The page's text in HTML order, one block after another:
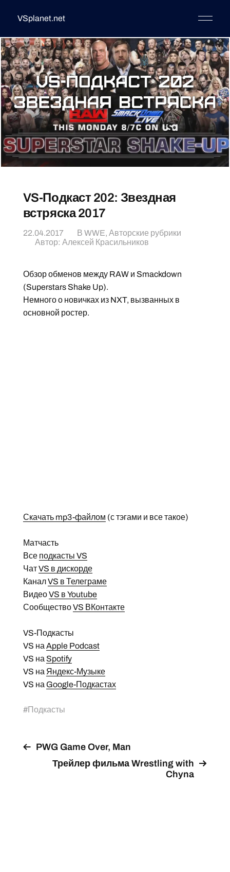
VSplanet.net
VS-Подкаст 202: Звездная
встряска 2017
22.04.2017 В WWE, Авторские рубрики
Автор: Алексей Красильников
Обзор обменов между RAW и Smackdown
(Superstars Shake Up).
Немного о новичках из NXT, вызванных в
основной ростер.
Скачать mp3-файлом (с тэгами и все такое)
Матчасть
Все подкасты VS
ЧатVS в дискорде
КаналVS в Телеграме
ВидеоVS в Youtube
СообществоVS ВКонтакте
VS-Подкасты
VS на Apple Podcast
VS на Spotify
VS на Яндекс-Музыке
VS на Google-Подкастах
#Подкасты
PWG Game Over, Man
Трейлер фильма Wrestling with
Chyna